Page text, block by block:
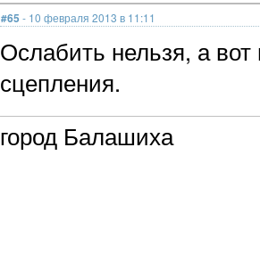
#65 - 10 февраля 2013 в 11:11
Ослабить нельзя, а вот
сцепления.
город Балашиха